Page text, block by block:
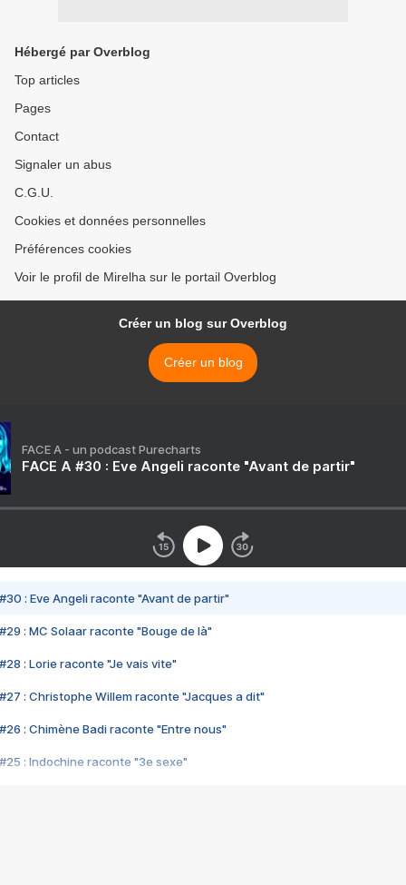
Hébergé par Overblog
Top articles
Pages
Contact
Signaler un abus
C.G.U.
Cookies et données personnelles
Préférences cookies
Voir le profil de Mirelha sur le portail Overblog
Créer un blog sur Overblog
Créer un blog
FACE A - un podcast Purecharts
FACE A #30 : Eve Angeli raconte "Avant de partir"
#30 : Eve Angeli raconte "Avant de partir"
#29 : MC Solaar raconte "Bouge de là"
#28 : Lorie raconte "Je vais vite"
#27 : Christophe Willem raconte "Jacques a dit"
#26 : Chimène Badi raconte "Entre nous"
#25 : Indochine raconte "3e sexe"